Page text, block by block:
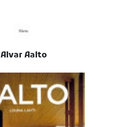
Alvar Aalto,